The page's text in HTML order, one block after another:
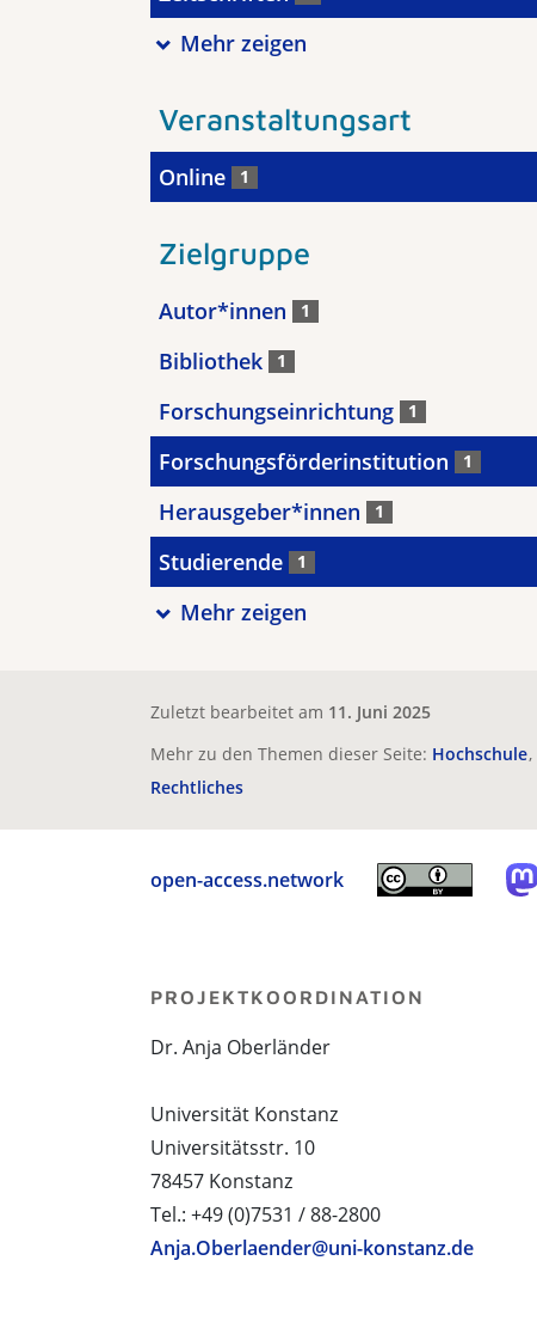
Mehr zeigen
Veranstaltungsart
Online 1
Zielgruppe
Autor*innen 1
Bibliothek 1
Forschungseinrichtung 1
Forschungsförderinstitution 1
Herausgeber*innen 1
Studierende 1
Mehr zeigen
Zuletzt bearbeitet am 11. Juni 2025
Mehr zu den Themen dieser Seite: Hochschule
Rechtliches
open-access.network
PROJEKTKOORDINATION
Dr. Anja Oberländer
Universität Konstanz
Universitätsstr. 10
78457 Konstanz
Tel.: +49 (0)7531 / 88-2800
Anja.Oberlaender@uni-konstanz.de